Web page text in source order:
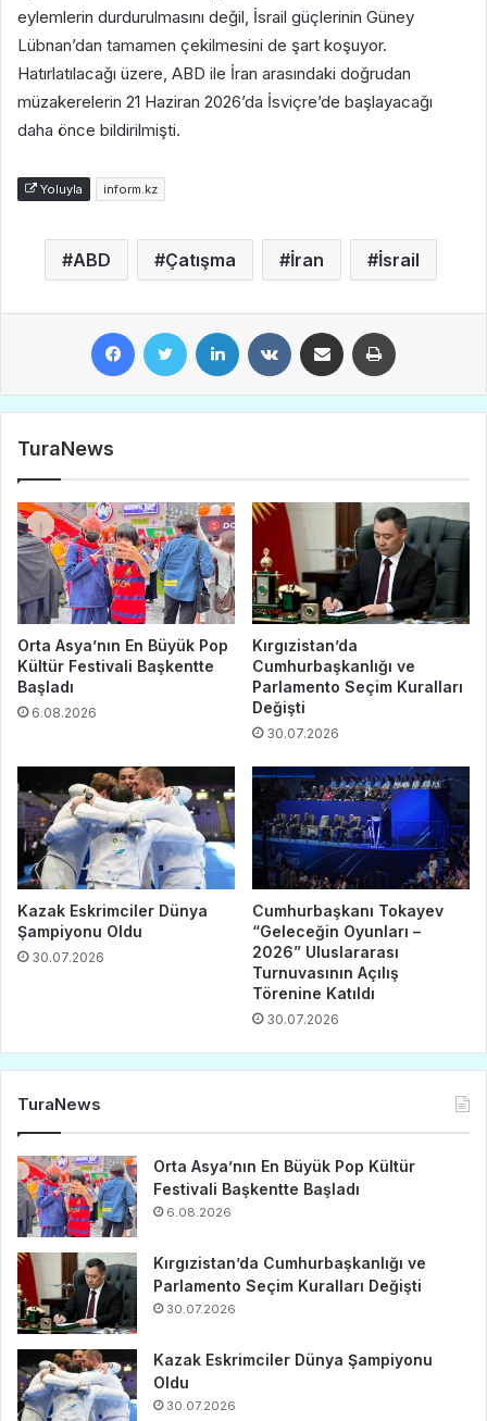
eylemlerin durdurulmasını değil, İsrail güçlerinin Güney
Lübnan’dan tamamen çekilmesini de şart koşuyor.
Hatırlatılacağı üzere, ABD ile İran arasındaki doğrudan
müzakerelerin 21 Haziran 2026’da İsviçre’de başlayacağı
daha önce bildirilmişti.
Yoluyla inform.kz
ABD Çatışma İran İsrail
TuraNews
Orta Asya’nın En Büyük Pop
Kültür Festivali Başkentte
Başladı
6.08.2026
Kırgızistan’da
Cumhurbaşkanlığı ve
Parlamento Seçim Kuralları
Değişti
30.07.2026
Kazak Eskrimciler Dünya
Şampiyonu Oldu
30.07.2026
Cumhurbaşkanı Tokayev
“Geleceğin Oyunları –
2026” Uluslararası
Turnuvasının Açılış
Törenine Katıldı
30.07.2026
TuraNews
Orta Asya’nın En Büyük Pop Kültür
Festivali Başkentte Başladı
6.08.2026
Kırgızistan’da Cumhurbaşkanlığı ve
Parlamento Seçim Kuralları Değişti
30.07.2026
Kazak Eskrimciler Dünya Şampiyonu
Oldu
30.07.2026